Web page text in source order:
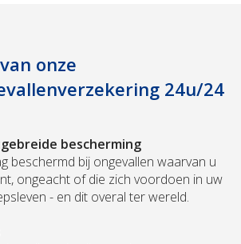
onze
24u/24
bescherming
beschermd bij ongevallen waarvan u
ongeacht of die zich voordoen in uw
- en dit overal ter wereld.